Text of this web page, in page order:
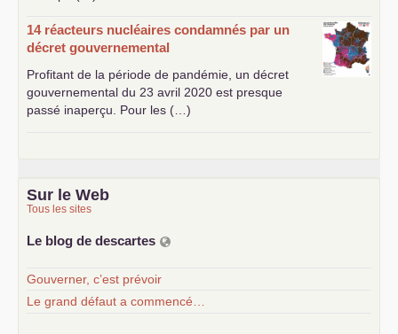
14 réacteurs nucléaires condamnés par un
décret gouvernemental
Profitant de la période de pandémie, un décret
gouvernemental du 23 avril 2020 est presque
passé inaperçu. Pour les (…)
Sur le Web
Tous les sites
Le blog de descartes
Gouverner, c’est prévoir
Le grand défaut a commencé…